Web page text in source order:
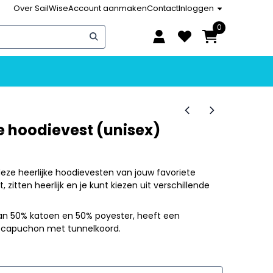
Over SailWiseAccount aanmakenContactInloggen
0
hoodievest (unisex)
heerlijke hoodievesten van jouw favoriete
zitten heerlijk en je kunt kiezen uit verschillende
50% katoen en 50% poyester, heeft een
met tunnelkoord.